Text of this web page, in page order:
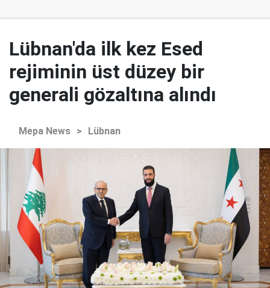
Lübnan'da ilk kez Esed
rejiminin üst düzey bir
generali gözaltına alındı
Mepa News > Lübnan